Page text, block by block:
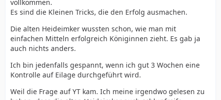
vollkommen.
Es sind die Kleinen Tricks, die den Erfolg ausmachen.
Die alten Heideimker wussten schon, wie man mit
einfachen Mitteln erfolgreich Königinnen zieht. Es gab ja
auch nichts anders.
Ich bin jedenfalls gespannt, wenn ich gut 3 Wochen eine
Kontrolle auf Eilage durchgeführt wird.
Weil die Frage auf YT kam. Ich meine irgendwo gelesen zu